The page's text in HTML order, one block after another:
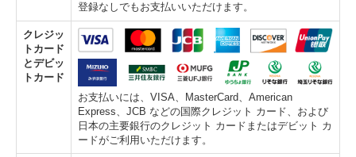
登録なしでもお支払いいただけます。
クレジッ
トカード
とデビッ
トカード
お支払いには、VISA、MasterCard、American
Express、JCB などの国際クレジット カード、および
日本の主要銀行のクレジット カードまたはデビット カ
ードがご利用いただけます。